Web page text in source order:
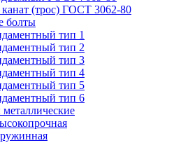
(трос) ГОСТ 3062-80
болты
тип 1
тип 2
тип 3
тип 4
тип 5
тип 6